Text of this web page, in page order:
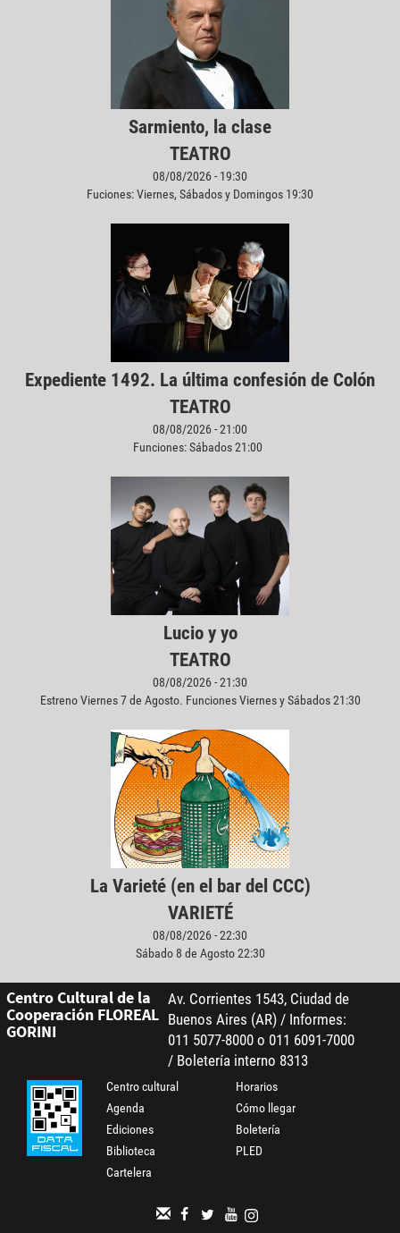
Sarmiento, la clase
TEATRO
08/08/2026 - 19:30
Fuciones: Viernes, Sábados y Domingos 19:30
Expediente 1492. La última confesión de Colón
TEATRO
08/08/2026 - 21:00
Funciones: Sábados 21:00
Lucio y yo
TEATRO
08/08/2026 - 21:30
Estreno Viernes 7 de Agosto. Funciones Viernes y Sábados 21:30
La Varieté (en el bar del CCC)
VARIETÉ
08/08/2026 - 22:30
Sábado 8 de Agosto 22:30
Centro Cultural de la
Cooperación FLOREAL
GORINI
Av. Corrientes 1543, Ciudad de
Buenos Aires (AR) / Informes:
011 5077-8000 o 011 6091-7000
/ Boletería interno 8313
Centro cultural
Agenda
Ediciones
Biblioteca
Cartelera
Horarios
Cómo llegar
Boletería
PLED